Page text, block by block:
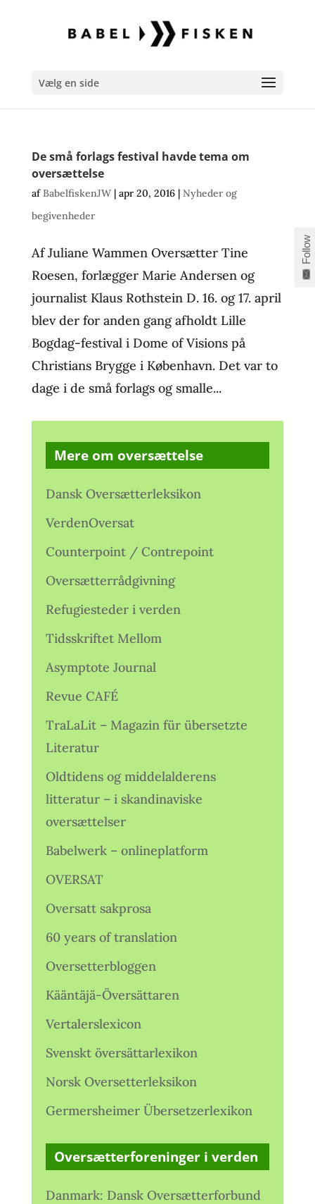
Vælg en side
De små forlags festival havde tema om
oversættelse
afBabelfiskenJW| apr 20, 2016| Nyheder og
begivenheder
Af Juliane Wammen Oversætter Tine
Roesen, forlægger Marie Andersen og
journalist Klaus Rothstein D. 16. og 17. april
blev der for anden gang afholdt Lille
Bogdag-festival i Dome of Visions på
Christians Brygge i København. Det var to
dage i de små forlags og smalle...
Mere om oversættelse
Dansk Oversætterleksikon
VerdenOversat
Counterpoint / Contrepoint
Oversætterrådgivning
Refugiesteder i verden
Tidsskriftet Mellom
Asymptote Journal
Revue CAFÉ
TraLaLit – Magazin für übersetzte
Literatur
Oldtidens og middelalderens
litteratur – i skandinaviske
oversættelser
Babelwerk – onlineplatform
OVERSAT
Oversatt sakprosa
60 years of translation
Oversetterbloggen
Kääntäjä-Översättaren
Vertalerslexicon
Svenskt översättarlexikon
Norsk Oversetterleksikon
Germersheimer Übersetzerlexikon
Oversætterforeninger i verden
Danmark: Dansk Oversætterforbund
Follow